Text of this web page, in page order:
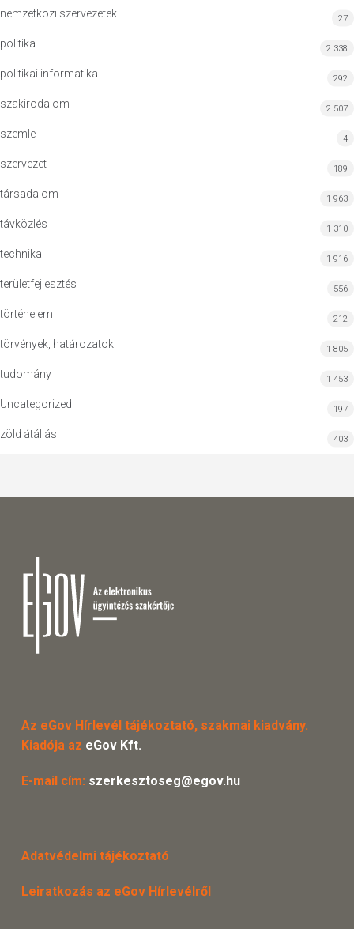
nemzetközi szervezetek 27
politika 2 338
politikai informatika 292
szakirodalom 2 507
szemle 4
szervezet 189
társadalom 1 963
távközlés 1 310
technika 1 916
területfejlesztés 556
történelem 212
törvények, határozatok 1 805
tudomány 1 453
Uncategorized 197
zöld átállás 403
Az eGov Hírlevél tájékoztató, szakmai kiadvány.
Kiadója az eGov Kft.
E-mail cím: szerkesztoseg@egov.hu
Adatvédelmi tájékoztató
Leiratkozás az eGov Hírlevélről